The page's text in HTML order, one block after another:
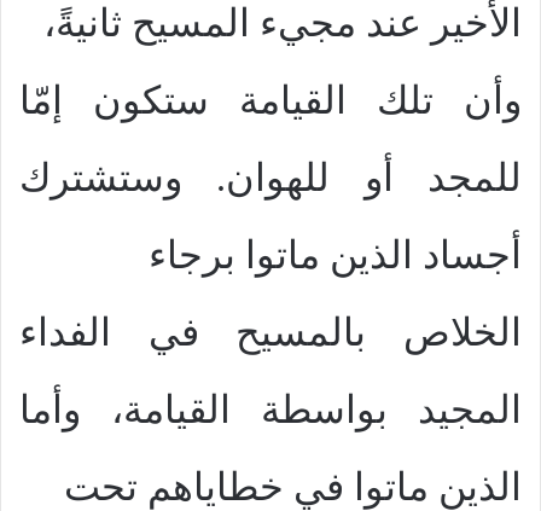
الأخير عند مجيء المسيح ثانيةً،
وأن تلك القيامة ستكون إمّا
للمجد أو للهوان. وستشترك
أجساد الذين ماتوا برجاء
الخلاص بالمسيح في الفداء
المجيد بواسطة القيامة، وأما
الذين ماتوا في خطاياهم تحت